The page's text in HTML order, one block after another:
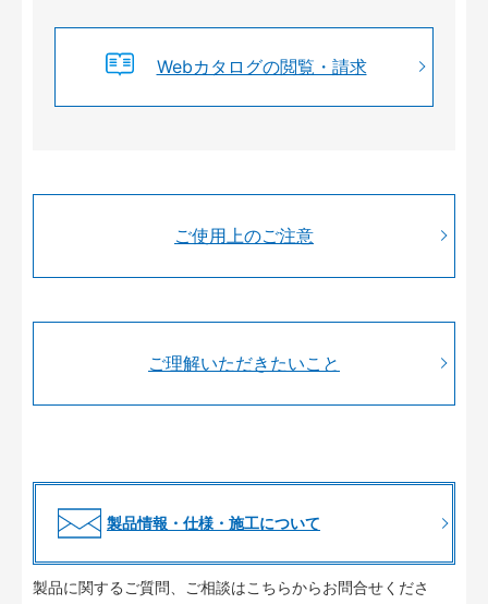
Webカタログの閲覧・請求
ご使用上のご注意
ご理解いただきたいこと
製品情報・仕様・施工について
製品に関するご質問、ご相談はこちらからお問合せくださ